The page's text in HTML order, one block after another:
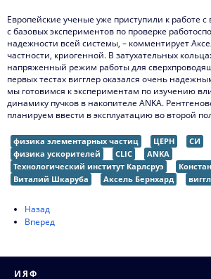
Европейские ученые уже приступили к работе
с базовых экспериментов по проверке
надежности всей системы, – комментирует
частности, криогенной. В затухательных
напряженный режим работы для
первых тестах вигглер оказался очень
мы готовимся к экспериментам по изучению
динамику пучков в накопителе ANKA.
планируем ввести в эксплуатацию во второй
физика элементарных частиц ЦЕРН
СИ
физика ускорителей
CLIC
ANKA
Технологический институт Карлсруэ
Виталий Шкаруба
Аксель Бернхард
Назад
Вперед
ИЯФ